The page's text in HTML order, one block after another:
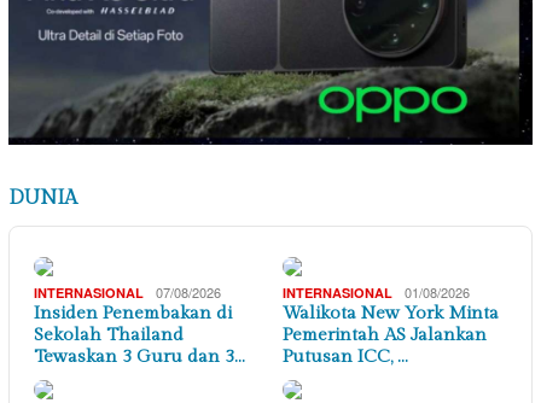
DUNIA
INTERNASIONAL 07/08/2026
Insiden Penembakan di
Sekolah Thailand
Tewaskan 3 Guru dan 3…
INTERNASIONAL 01/08/2026
Walikota New York Minta
Pemerintah AS Jalankan
Putusan ICC, …